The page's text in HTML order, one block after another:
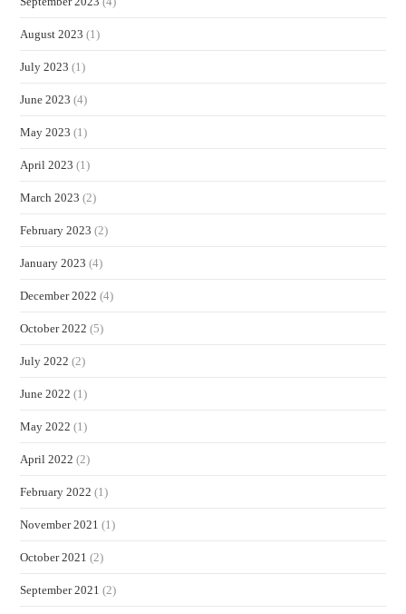
August 2023 (1)
July 2023 (1)
June 2023 (4)
May 2023 (1)
April 2023 (1)
March 2023 (2)
February 2023 (2)
January 2023 (4)
December 2022 (4)
October 2022 (5)
July 2022 (2)
June 2022 (1)
May 2022 (1)
April 2022 (2)
February 2022 (1)
November 2021 (1)
October 2021 (2)
September 2021 (2)